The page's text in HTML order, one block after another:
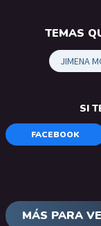
TEMAS
JIMENA
SI
FACEBOOK
MÁS PARA